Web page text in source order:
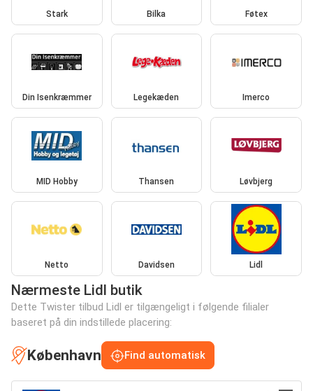
Stark Bilka Føtex
Din Isenkræmmer Legekæden Imerco
MID Hobby Thansen Løvbjerg
Netto Davidsen Lidl
Nærmeste Lidl butik
Dette Twister tilbud Lidl er tilgængeligt i følgende filialer
baseret på din indstillede placering:
København Find automatisk